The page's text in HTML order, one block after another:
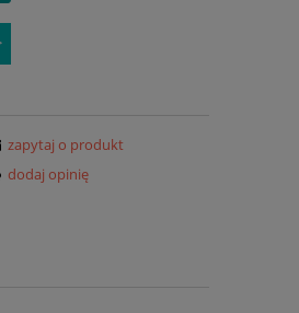
zapytaj o produkt
dodaj opinię